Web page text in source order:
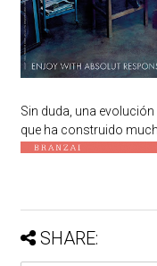
Sin duda, una
que ha construido
SHARE: